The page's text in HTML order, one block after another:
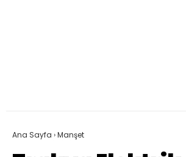
Ana Sayfa ›Manşet